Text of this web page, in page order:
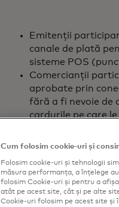
Emitenții
canale de plată
sisteme POS
Comercianții
aprobate prin
fără a fi nevoie de
cardurile pe care
Prin intermediul
comercianții pot
personalizate de
și control
Cum folosim cookie-uri și
Folosim cookie-uri și tehnologii
măsura performanța, a înțelege
folosim Cookie-uri și pentru a
atât pe acest site, cât și pe alte
Cookie-uri folosim pe acest site și